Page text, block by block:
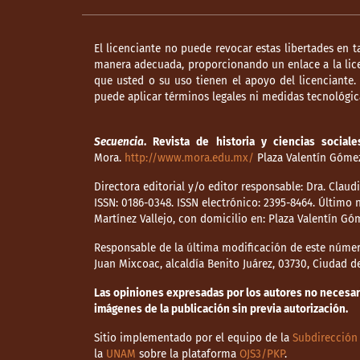
El licenciante no puede revocar estas libertades
manera adecuada, proporcionando un enlace a la
que usted o su uso tienen el apoyo del licenciante.
puede aplicar términos legales ni medidas
Secuencia. Revista de historia y ciencias
Mora. http://www.mora.edu.mx/ Plaza Valentín
Directora editorial y/o editor responsable: Dra.
ISSN: 0186-0348. ISSN electrónico: 2395-8464.
Martínez Vallejo, con domicilio en: Plaza Valentín
Responsable de la última modificación de este
Juan Mixcoac, alcaldía Benito Juárez, 03730, Ciudad
Las opiniones expresadas por los autores no
imágenes de la publicación sin previa autorización.
Sitio implementado por el equipo de la Subdirección
la UNAM sobre la plataforma OJS3/PKP.